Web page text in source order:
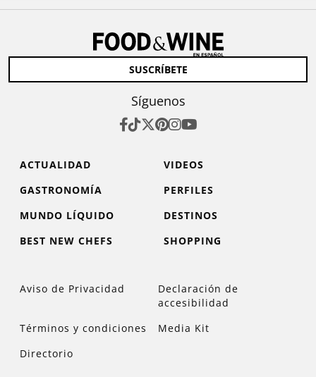
SUSCRÍBETE
Síguenos
ACTUALIDAD
VIDEOS
GASTRONOMÍA
PERFILES
MUNDO LÍQUIDO
DESTINOS
BEST NEW CHEFS
SHOPPING
Aviso de Privacidad
Declaración de
accesibilidad
Términos y condiciones
Media Kit
Directorio